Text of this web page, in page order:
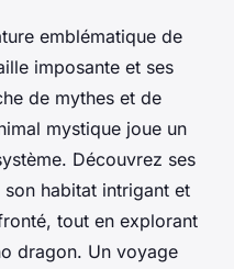
emblématique de
imposante et ses
de mythes et de
mystique joue un
Découvrez ses
habitat intrigant et
tout en explorant
dragon. Un voyage